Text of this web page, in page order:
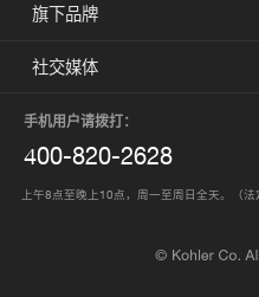
旗下品牌
社交媒体
手机用户请拨打：
400-820-2628
上午8点至晚上10点，周一至周日全天。（法